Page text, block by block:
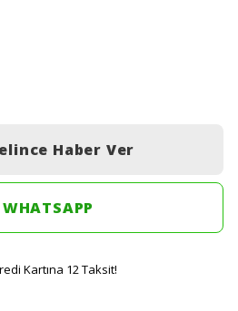
Haber Ver
WHATSAPP
Kartına 12 Taksit!